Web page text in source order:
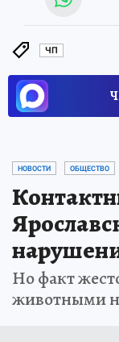
ЧП
НОВОСТИ ОБЩЕСТВО
Но факт
животными